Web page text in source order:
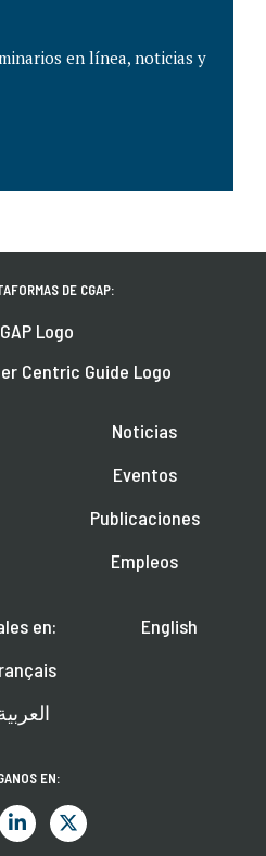
en línea, noticias y
DE CGAP:
Noticias
Eventos
Publicaciones
Empleos
en:
English
EN: